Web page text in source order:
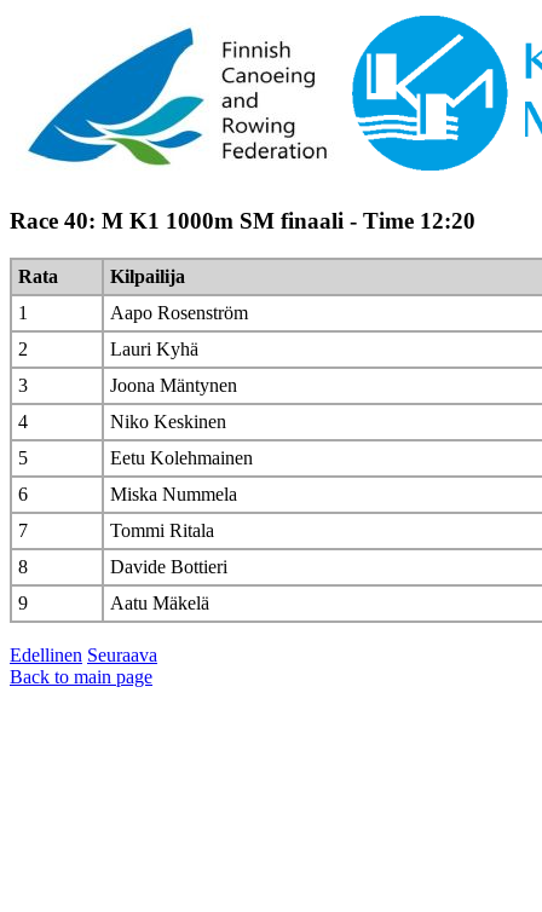
Race 40: M K1 1000m SM finaali - Time 12:20
Rata
Kilpailija
1
Aapo Rosenström
2
Lauri Kyhä
3
Joona Mäntynen
4
Niko Keskinen
5
Eetu Kolehmainen
6
Miska Nummela
7
Tommi Ritala
8
Davide Bottieri
9
Aatu Mäkelä
Edellinen Seuraava
Back to main page